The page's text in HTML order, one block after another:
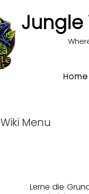
Jungle
Home
Wiki Menu
Lerne die